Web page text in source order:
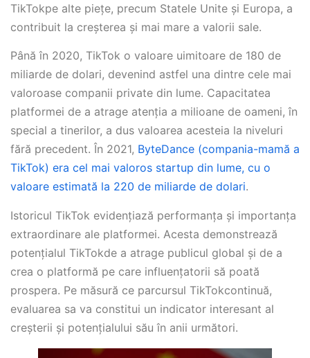
TikTokpe alte piețe, precum Statele Unite și Europa, a
contribuit la creșterea și mai mare a valorii sale.
Până în 2020, TikTok o valoare uimitoare de 180 de
miliarde de dolari, devenind astfel una dintre cele mai
valoroase companii private din lume. Capacitatea
platformei de a atrage atenția a milioane de oameni, în
special a tinerilor, a dus valoarea acesteia la niveluri
fără precedent. În 2021, ByteDance (compania-mamă a
TikTok) era cel mai valoros startup din lume, cu o
valoare estimată la 220 de miliarde de dolari.
Istoricul TikTok evidențiază performanța și importanța
extraordinare ale platformei. Acesta demonstrează
potențialul TikTokde a atrage publicul global și de a
crea o platformă pe care influențatorii să poată
prospera. Pe măsură ce parcursul TikTokcontinuă,
evaluarea sa va constitui un indicator interesant al
creșterii și potențialului său în anii următori.